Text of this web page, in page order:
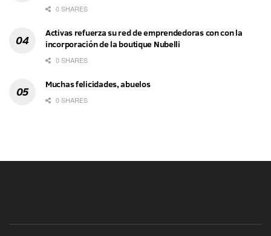
0 SHARES
Activas refuerza su red de emprendedoras con con la
incorporación de la boutique Nubelli
0 SHARES
Muchas felicidades, abuelos
0 SHARES